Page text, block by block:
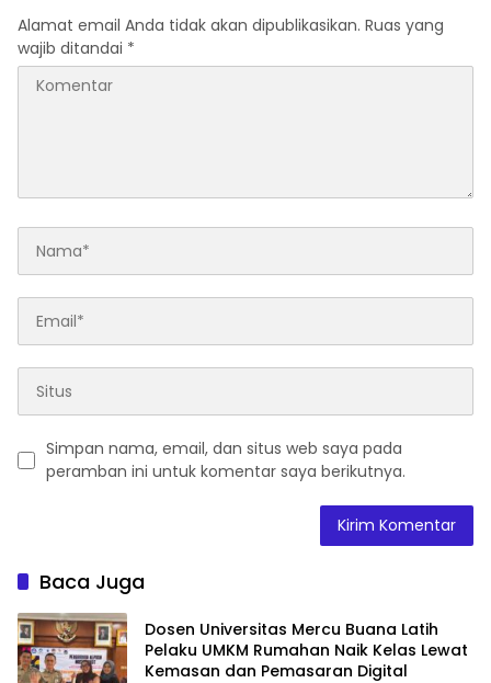
Alamat email Anda tidak akan dipublikasikan. Ruas yang
wajib ditandai *
Simpan nama, email, dan situs web saya pada
peramban ini untuk komentar saya berikutnya.
Baca Juga
Dosen Universitas Mercu Buana Latih
Pelaku UMKM Rumahan Naik Kelas Lewat
Kemasan dan Pemasaran Digital